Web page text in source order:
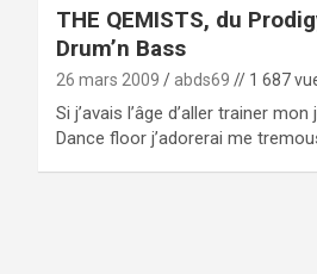
THE QEMISTS, du
Drum’n Bass
26 mars 2009 abds69 // 1 687
Si j’avais l’âge d’aller trainer
Dance floor j’adorerai me